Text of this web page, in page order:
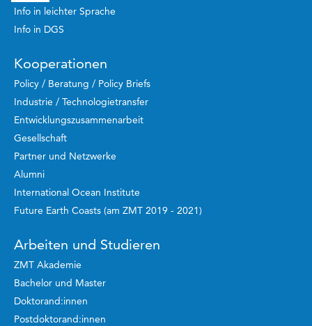
Info in leichter Sprache
Info in DGS
Kooperationen
Policy / Beratung / Policy Briefs
Industrie / Technologietransfer
Entwicklungszusammenarbeit
Gesellschaft
Partner und Netzwerke
Alumni
International Ocean Institute
Future Earth Coasts (am ZMT 2019 - 2021)
Arbeiten und Studieren
ZMT Akademie
Bachelor und Master
Doktorand:innen
Postdoktorand:innen